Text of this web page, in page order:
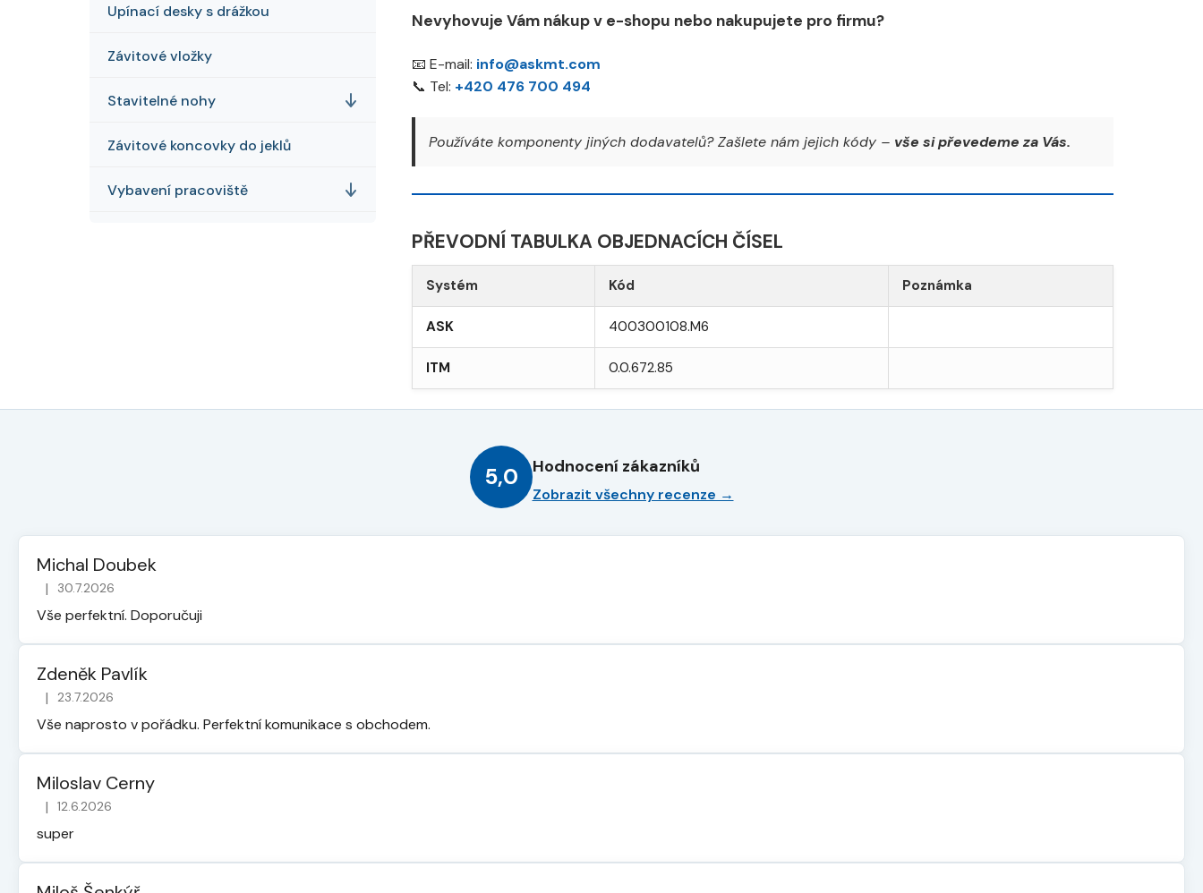
Upínací desky s drážkou
Závitové vložky
Stavitelné nohy
Závitové koncovky do jeklů
Vybavení pracoviště
Nevyhovuje Vám nákup v e-shopu nebo nakupujete pro firmu?
📧 E-mail: info@askmt.com
📞 Tel: +420 476 700 494
Používáte komponenty jiných dodavatelů? Zašlete nám jejich kódy – vše si převedeme za Vás.
PŘEVODNÍ TABULKA OBJEDNACÍCH ČÍSEL
Systém Kód Poznámka
ASK 400300108.M6
ITM 0.0.672.85
5,0 Hodnocení zákazníků
Zobrazit všechny recenze →
Michal Doubek
Hodnocení obchodu je 5 z 5 hvězdiček.
| 30.7.2026
Vše perfektní. Doporučuji
Zdeněk Pavlík
Hodnocení obchodu je 5 z 5 hvězdiček.
| 23.7.2026
Vše naprosto v pořádku. Perfektní komunikace s obchodem.
Miloslav Cerny
Hodnocení obchodu je 5 z 5 hvězdiček.
| 12.6.2026
super